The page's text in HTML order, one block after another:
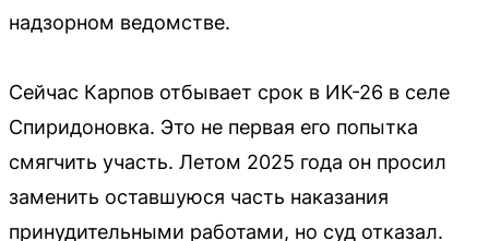
надзорном ведомстве.
Сейчас Карпов отбывает срок в ИК-26 в селе
Спиридоновка. Это не первая его попытка
смягчить участь. Летом 2025 года он просил
заменить оставшуюся часть наказания
принудительными работами, но суд отказал.